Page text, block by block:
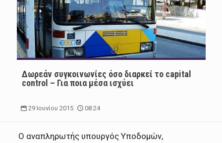
Δωρεάν συγκοινωνίες όσο διαρκεί το capital
control – Για ποια μέσα ισχύει
29 Ιουνίου 2015 08:24
Ο αναπληρωτής υπουργός Υποδομών,